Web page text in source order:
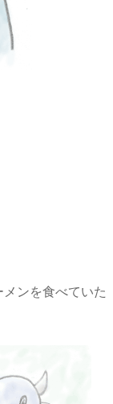
ンを食べていた